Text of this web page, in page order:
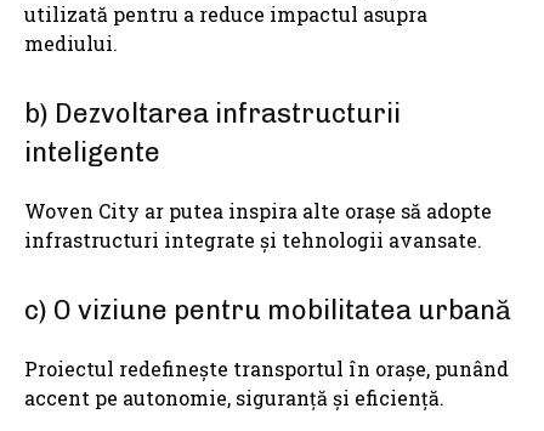
utilizată pentru a reduce impactul asupra
mediului.
b) Dezvoltarea infrastructurii
inteligente
Woven City ar putea inspira alte orașe să adopte
infrastructuri integrate și tehnologii avansate.
c) O viziune pentru mobilitatea urbană
Proiectul redefinește transportul în orașe, punând
accent pe autonomie, siguranță și eficiență.